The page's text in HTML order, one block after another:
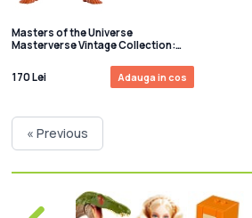
Masters of the Universe
Masterverse Vintage Collection:
170 Lei
Adauga in cos
« Previous